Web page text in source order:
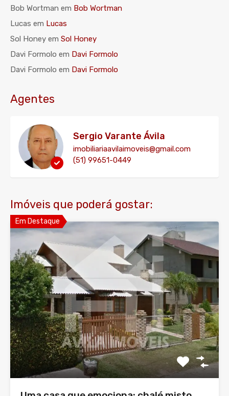
Bob Wortman em Bob Wortman
Lucas em Lucas
Sol Honey em Sol Honey
Davi Formolo em Davi Formolo
Davi Formolo em Davi Formolo
Agentes
Sergio Varante Ávila
imobiliariaavilaimoveis@gmail.com
(51) 99651-0449
Imóveis que poderá gostar:
Em Destaque